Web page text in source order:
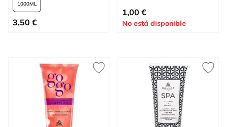
1000
Tan bajo como
3,50 €
1,00 €
No está disponible